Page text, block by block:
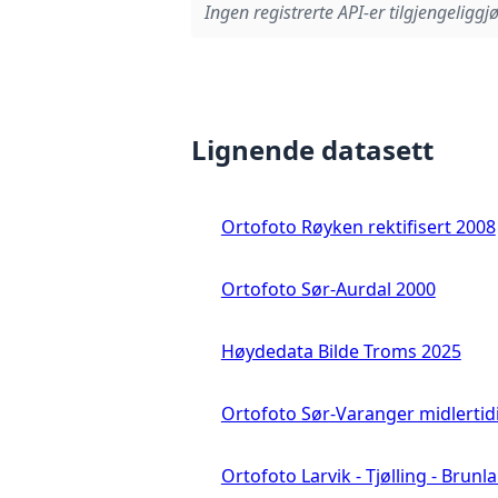
Ingen registrerte API-er
Lignende datasett
Ortofoto Røyken rektifisert 2008
Ortofoto Sør-Aurdal 2000
Høydedata Bilde Troms 2025
Ortofoto Sør-Varanger
Ortofoto Larvik - Tjølling -